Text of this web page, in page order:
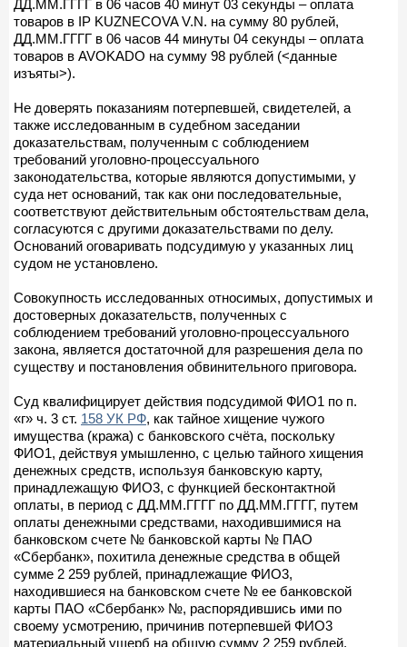
ДД.ММ.ГГГГ в 06 часов 40 минут 03 секунды – оплата
товаров в IP KUZNECOVA V.N. на сумму 80 рублей,
ДД.ММ.ГГГГ в 06 часов 44 минуты 04 секунды – оплата
товаров в AVOKADO на сумму 98 рублей (<данные
изъяты>).
Не доверять показаниям потерпевшей, свидетелей, а
также исследованным в судебном заседании
доказательствам, полученным с соблюдением
требований уголовно-процессуального
законодательства, которые являются допустимыми, у
суда нет оснований, так как они последовательные,
соответствуют действительным обстоятельствам дела,
согласуются с другими доказательствами по делу.
Оснований оговаривать подсудимую у указанных лиц
судом не установлено.
Совокупность исследованных относимых, допустимых и
достоверных доказательств, полученных с
соблюдением требований уголовно-процессуального
закона, является достаточной для разрешения дела по
существу и постановления обвинительного приговора.
Суд квалифицирует действия подсудимой ФИО1 по п.
«г» ч. 3 ст. 158 УК РФ, как тайное хищение чужого
имущества (кража) с банковского счёта, поскольку
ФИО1, действуя умышленно, с целью тайного хищения
денежных средств, используя банковскую карту,
принадлежащую ФИО3, с функцией бесконтактной
оплаты, в период с ДД.ММ.ГГГГ по ДД.ММ.ГГГГ, путем
оплаты денежными средствами, находившимися на
банковском счете № банковской карты № ПАО
«Сбербанк», похитила денежные средства в общей
сумме 2 259 рублей, принадлежащие ФИО3,
находившиеся на банковском счете № ее банковской
карты ПАО «Сбербанк» №, распорядившись ими по
своему усмотрению, причинив потерпевшей ФИО3
материальный ущерб на общую сумму 2 259 рублей.